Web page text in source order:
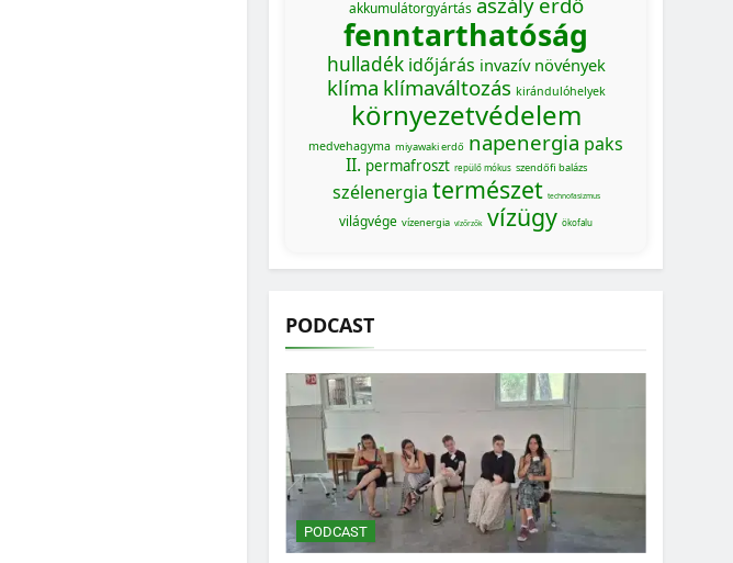
akkumulátorgyártás
fenntarthatóság
hulladék időjárás invazív növények
klíma klímaváltozás kirándulóhelyek
környezetvédelem
medvehagyma miyawaki erdő napenergia paks
II. permafroszt repülő mókus szendőfi balázs
szélenergia természet technofasizmus
világvége vízenergia vízőrzők vízügy ökofalu
PODCAST
PODCAST